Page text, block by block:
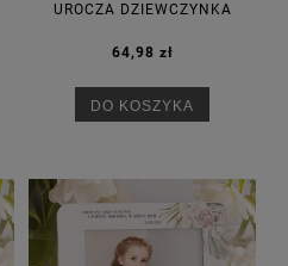
UROCZA DZIEWCZYNKA
64,98 zł
DO KOSZYKA